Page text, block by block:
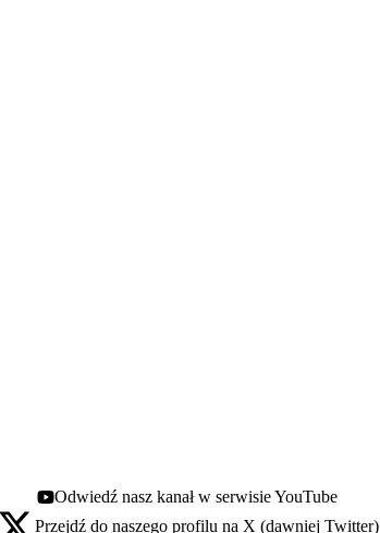
Youtube - otwiera się w nowej karcie
Odwiedź nasz kanał w serwisie YouTube
Przejdź do naszego profilu na X (dawniej Twitter)